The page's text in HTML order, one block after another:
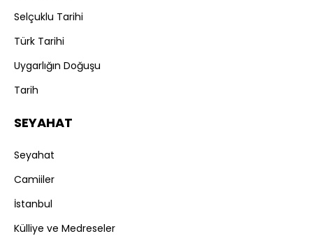
Selçuklu Tarihi
Türk Tarihi
Uygarlığın Doğuşu
Tarih
SEYAHAT
Seyahat
Camiiler
İstanbul
Külliye ve Medreseler